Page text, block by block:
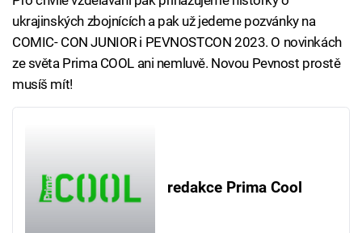
ukrajinských zbojnících a pak už jedeme pozvánky na
COMIC- CON JUNIOR i PEVNOSTCON 2023. O novinkách
ze světa Prima COOL ani nemluvě. Novou Pevnost prostě
musíš mít!
redakce Prima Cool